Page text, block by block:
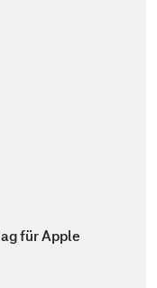
für Apple